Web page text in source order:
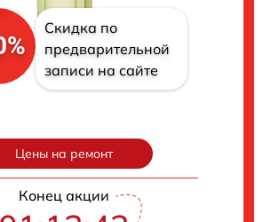
Скидка по
предварительной
записи на сайте
Цены на ремонт
Конец акции